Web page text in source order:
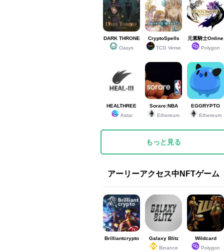
DARK THRONE
Oasys
CryptoSpells
TCG Verse
元素騎士Online
Polygon
HEALTHREE
Astar
Sorare:NBA
Ethereum
EGGRYPTO
Ethereum
もっと見る
アーリーアクセス中NFTゲーム
Brilliantcrypto
Galaxy Blitz
Binance
Wildcard
Polygon